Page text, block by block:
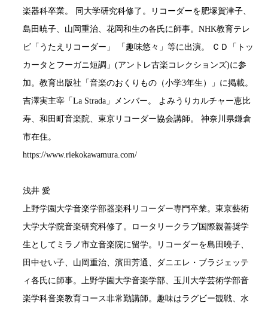
楽器科卒業。 同大学研究科修了。リコーダーを肥塚賀津子、
島田暁子、山岡重治、花岡和生の各氏に師事。NHK教育テレ
ビ「うたえリコーダー」 「趣味悠々」等に出演。 ＣＤ「トッ
カータとフーガニ短調」(アントレ古楽コレクションズ)に参
加。教育出版社「音楽のおくりもの（小学3年生）」に掲載。
吉澤実主宰「La Strada」メンバー。 よみうりカルチャー恵比
寿、和田町音楽院、東京リコーダー協会講師。 神奈川県鎌倉
市在住。
https://www.riekokawamura.com/
浅井 愛
上野学園大学音楽学部器楽科リコーダー専門卒業。東京藝術
大学大学院音楽研究科修了。ロータリークラブ国際親善奨学
生としてミラノ市立音楽院に留学。リコーダーを島田曉子、
田中せい子、山岡重治、濱田芳通、ダニエレ・ブラジェッテ
ィ各氏に師事。上野学園大学音楽学部、玉川大学芸術学部音
楽学科音楽教育コース非常勤講師。趣味はラグビー観戦、水